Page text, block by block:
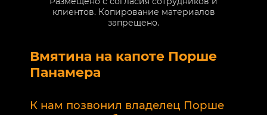
Вмятина на капоте Порше
Панамера
К нам позвонил владелец Порше
клиентов. Копирование материалов
запрещено.